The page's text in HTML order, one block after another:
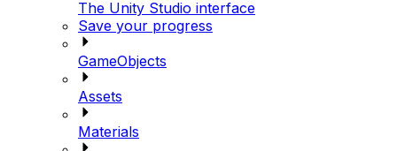
The Unity Studio interface
Save your progress
GameObjects
Assets
Materials